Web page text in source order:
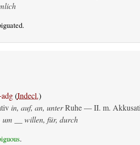
(Indecl.)
in, auf, an, unterRuhe — II. m.
um __ willen, für, durch
.